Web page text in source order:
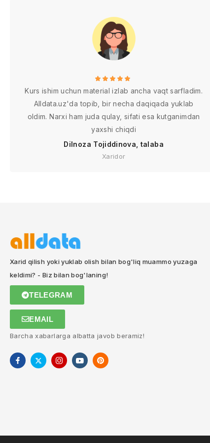
amalga oshirilishi
Kurs ishim uchun material izlab ancha vaqt sarfladim.
Alldata.uz'da topib, bir necha daqiqada yuklab
oldim. Narxi ham juda qulay, sifati esa kutganimdan
yaxshi chiqdi
Dilnoza Tojiddinova, talaba
Xaridor
Xarid qilish yoki yuklab olish bilan bog'liq muammo yuzaga
keldimi? - Biz bilan bog'laning!
TELEGRAM
EMAIL
Barcha xabarlarga albatta javob beramiz!